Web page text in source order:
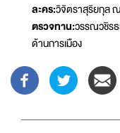
ละคร:วิจิตราสุริยกุล
ตรวจทาน:วรรณวชิร
ด้านการเมือง